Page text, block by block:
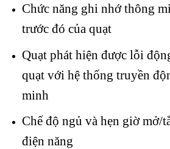
Chức năng ghi nhớ thông
trước đó của quạt
Quạt phát hiện được lỗi
quạt với hệ thống truyền
minh
Chế độ ngủ và hẹn giờ mở/
điện năng